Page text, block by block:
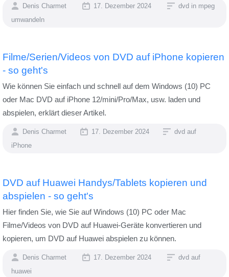
Denis Charmet 17. Dezember 2024
dvd in mpeg
umwandeln
Filme/Serien/Videos von DVD auf iPhone kopieren
- so geht's
Wie können Sie einfach und schnell auf dem Windows (10) PC
oder Mac DVD auf iPhone 12/mini/Pro/Max, usw. laden und
abspielen, erklärt dieser Artikel.
Denis Charmet 17. Dezember 2024
dvd auf
iPhone
DVD auf Huawei Handys/Tablets kopieren und
abspielen - so geht's
Hier finden Sie, wie Sie auf Windows (10) PC oder Mac
Filme/Videos von DVD auf Huawei-Geräte konvertieren und
kopieren, um DVD auf Huawei abspielen zu können.
Denis Charmet 17. Dezember 2024
dvd auf
huawei